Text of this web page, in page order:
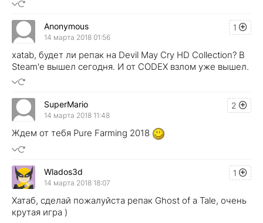
1
Anonymous
14 марта 2018 01:56
xatab, будет ли репак на Devil May Cry HD Collection? В
Steam'е вышел сегодня. И от CODEX взлом уже вышел.
2
SuperMario
14 марта 2018 11:48
Ждем от тебя Pure Farming 2018
1
Wlados3d
14 марта 2018 18:07
Хатаб, сделай пожалуйста репак Ghost of a Tale, очень
крутая игра )